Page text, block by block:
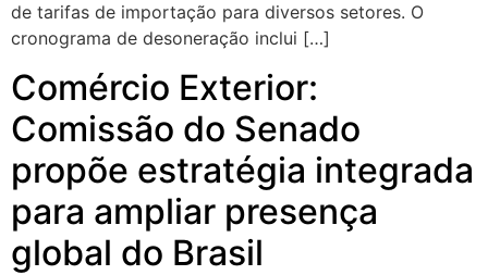
de tarifas de importação para diversos setores. O
cronograma de desoneração inclui […]
Comércio Exterior:
Comissão do Senado
propõe estratégia integrada
para ampliar presença
global do Brasil